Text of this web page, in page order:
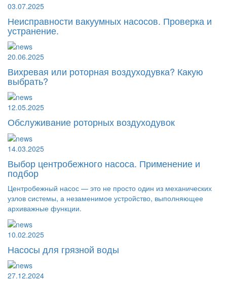
03.07.2025
Неисправности вакуумных насосов. Проверка и
устранение.
20.06.2025
Вихревая или роторная воздуходувка? Какую
выбрать?
12.05.2025
Обслуживание роторных воздуходувок
14.03.2025
Выбор центробежного насоса. Применение и
подбор
Центробежный насос — это не просто один из механических
узлов системы, а незаменимое устройство, выполняющее
архиважные функции.
10.02.2025
Насосы для грязной воды
27.12.2024